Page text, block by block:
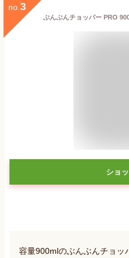
no. 3
ショ
容量900mlのぶんぶんチョッ